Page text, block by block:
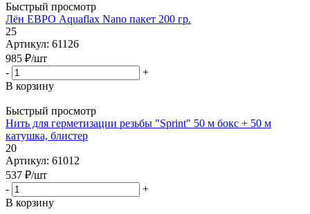
Быстрый просмотр
Лён ЕВРО Aquaflax Nano пакет 200 гр.
25
Артикул: 61126
985 ₽/шт
-
+
В корзину
Быстрый просмотр
Нить для герметизации резьбы "Sprint" 50 м бокс + 50 м
катушка, блистер
20
Артикул: 61012
537 ₽/шт
-
+
В корзину